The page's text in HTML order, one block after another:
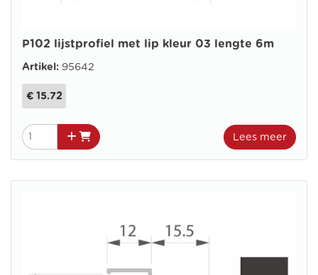
P102 lijstprofiel met lip kleur 03 lengte 6m
Artikel: 95642
€ 15.72
Lees meer